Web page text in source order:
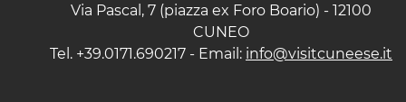
Via Pascal, 7 (piazza ex Foro Boario) - 12100
CUNEO
Tel. +39.0171.690217 - Email: info@visitcuneese.it